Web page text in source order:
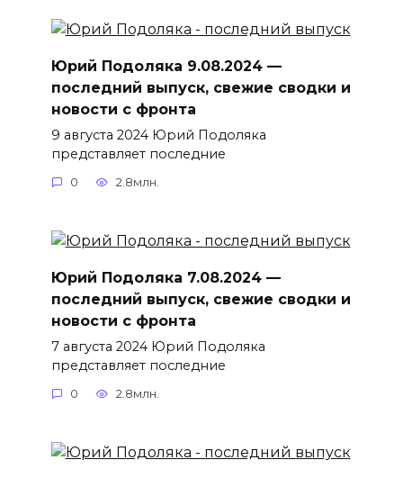
Юрий Подоляка 9.08.2024 —
последний выпуск, свежие сводки и
новости с фронта
9 августа 2024 Юрий Подоляка
представляет последние
0 2.8млн.
Юрий Подоляка 7.08.2024 —
последний выпуск, свежие сводки и
новости с фронта
7 августа 2024 Юрий Подоляка
представляет последние
0 2.8млн.